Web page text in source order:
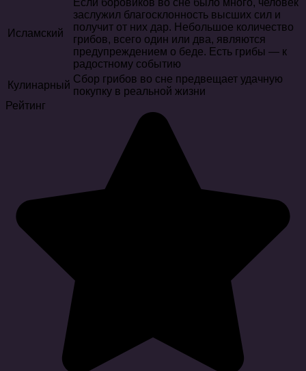
Исламский
заслужил благосклонность высших сил и
получит от них дар. Небольшое количество
грибов, всего один или два, являются
предупреждением о беде. Есть грибы — к
радостному событию
Кулинарный
Сбор грибов во сне предвещает удачную
покупку в реальной жизни
Рейтинг